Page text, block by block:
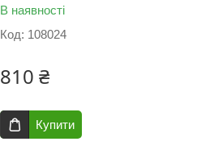
В наявності
Код: 108024
810 ₴
Купити